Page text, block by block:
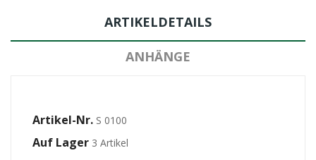
ARTIKELDETAILS
ANHÄNGE
Artikel-Nr. S 0100
Auf Lager 3 Artikel